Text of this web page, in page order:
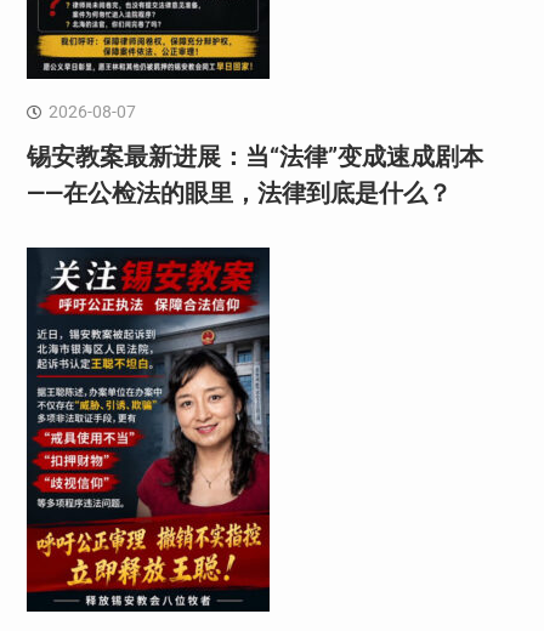
2026-08-07
锡安教案最新进展：当“法律”变成速成剧本
——在公检法的眼里，法律到底是什么？